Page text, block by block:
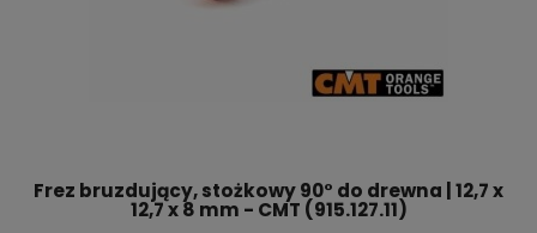
Frez bruzdujący, stożkowy 90° do drewna | 12,7 x
12,7 x 8 mm - CMT (915.127.11)